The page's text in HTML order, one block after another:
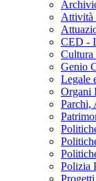
Attività
CED -
Cultura
Genio
Legale
Organi
Parchi,
Polizia